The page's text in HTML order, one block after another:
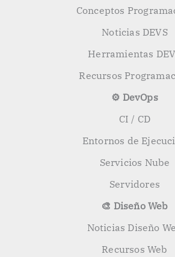
Conceptos
Noticias DEVS
Herramientas
Recursos
⚙️ DevOps
CI / CD
Entornos de
Servicios Nube
Servidores
🎨 Diseño Web
Noticias Diseño
Recursos Web